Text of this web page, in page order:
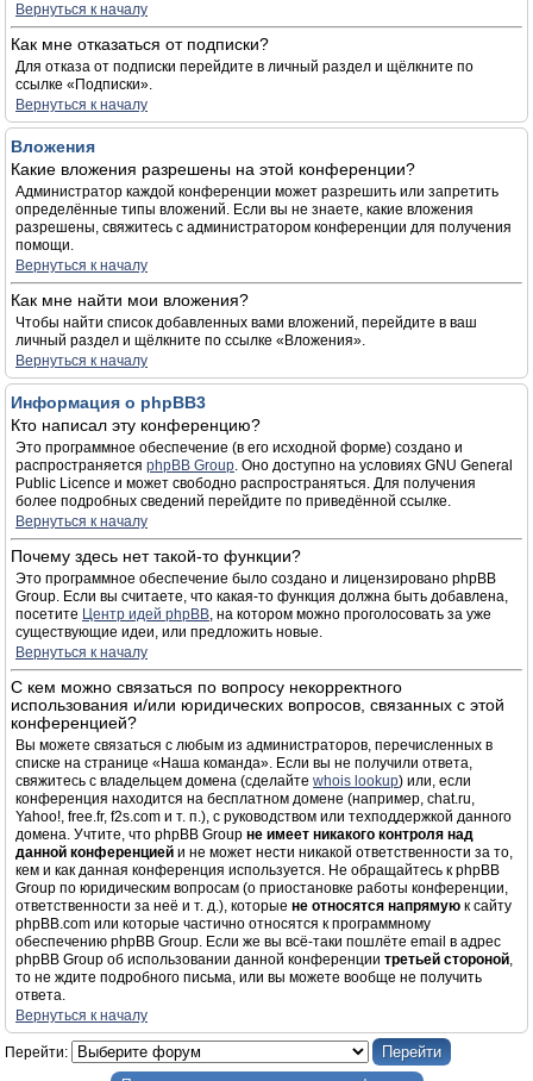
Вернуться к началу
Как мне отказаться от подписки?
Для отказа от подписки перейдите в личный раздел и щёлкните по
ссылке «Подписки».
Вернуться к началу
Вложения
Какие вложения разрешены на этой конференции?
Администратор каждой конференции может разрешить или запретить
определённые типы вложений. Если вы не знаете, какие вложения
разрешены, свяжитесь с администратором конференции для получения
помощи.
Вернуться к началу
Как мне найти мои вложения?
Чтобы найти список добавленных вами вложений, перейдите в ваш
личный раздел и щёлкните по ссылке «Вложения».
Вернуться к началу
Информация о phpBB3
Кто написал эту конференцию?
Это программное обеспечение (в его исходной форме) создано и
распространяется phpBB Group. Оно доступно на условиях GNU General
Public Licence и может свободно распространяться. Для получения
более подробных сведений перейдите по приведённой ссылке.
Вернуться к началу
Почему здесь нет такой-то функции?
Это программное обеспечение было создано и лицензировано phpBB
Group. Если вы считаете, что какая-то функция должна быть добавлена,
посетите Центр идей phpBB, на котором можно проголосовать за уже
существующие идеи, или предложить новые.
Вернуться к началу
С кем можно связаться по вопросу некорректного
использования и/или юридических вопросов, связанных с этой
конференцией?
Вы можете связаться с любым из администраторов, перечисленных в
списке на странице «Наша команда». Если вы не получили ответа,
свяжитесь с владельцем домена (сделайте whois lookup) или, если
конференция находится на бесплатном домене (например, chat.ru,
Yahoo!, free.fr, f2s.com и т. п.), с руководством или техподдержкой данного
домена. Учтите, что phpBB Group не имеет никакого контроля над
данной конференцией и не может нести никакой ответственности за то,
кем и как данная конференция используется. Не обращайтесь к phpBB
Group по юридическим вопросам (о приостановке работы конференции,
ответственности за неё и т. д.), которые не относятся напрямую к сайту
phpBB.com или которые частично относятся к программному
обеспечению phpBB Group. Если же вы всё-таки пошлёте email в адрес
phpBB Group об использовании данной конференции третьей стороной,
то не ждите подробного письма, или вы можете вообще не получить
ответа.
Вернуться к началу
Перейти: